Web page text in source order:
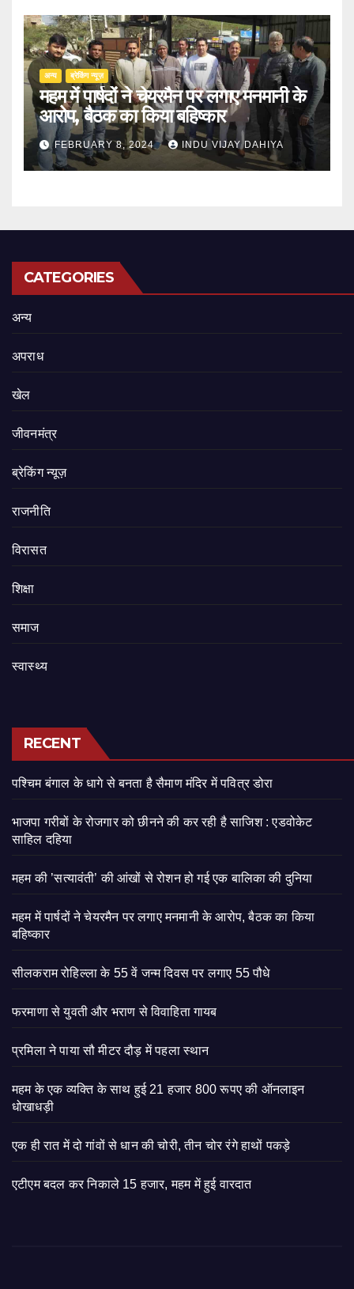
अन्य ब्रेकिंग न्यूज़
महम में पार्षदों ने चेयरमैन पर लगाए मनमानी के
आरोप, बैठक का किया बहिष्कार
FEBRUARY 8, 2024 INDU VIJAY DAHIYA
CATEGORIES
अन्य
अपराध
खेल
जीवनमंत्र
ब्रेकिंग न्यूज़
राजनीति
‍‍विरासत
शिक्षा
समाज
स्वास्थ्य
RECENT
पश्चिम बंगाल के धागे से बनता है सैमाण मंदिर में पवित्र डोरा
भाजपा गरीबों के रोजगार को छीनने की कर रही है साजिश : एडवोकेट
साहिल दहिया
महम की ’सत्यावंती’ की आंखों से रोशन हो गई एक बालिका की दुनिया
महम में पार्षदों ने चेयरमैन पर लगाए मनमानी के आरोप, बैठक का किया
बहिष्कार
सीलकराम रोहिल्ला के 55 वें जन्म दिवस पर लगाए 55 पौधे
फरमाणा से युवती और भराण से विवाहिता गायब
प्रमिला ने पाया सौ मीटर दौड़ में पहला स्थान
महम के एक व्यक्ति के साथ हुई 21 हजार 800 रूपए की ऑनलाइन
धोखाधड़ी
एक ही रात में दो गांवों से धान की चोरी, तीन चोर रंगे हाथों पकड़े
एटीएम बदल कर निकाले 15 हजार, महम में हुई वारदात